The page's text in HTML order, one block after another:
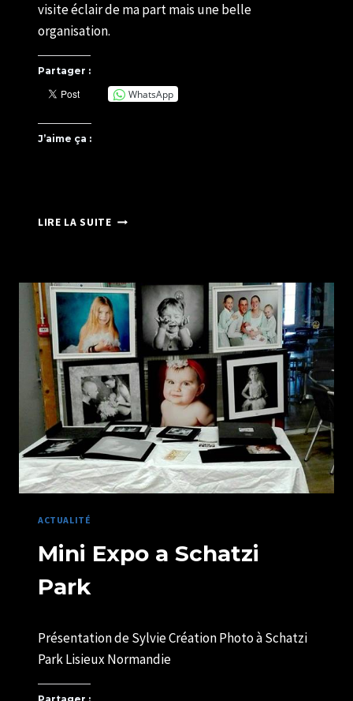
visite éclair de ma part mais une belle
organisation.
Partager :
WhatsApp
J’aime ça :
LIRE LA SUITE25
DE
LISIEUX
–
EXPOSITION
PHOTO
ACTUALITÉ
Mini Expo a Schatzi
Park
U82599339
Présentation de Sylvie Création Photo à Schatzi
Park Lisieux Normandie